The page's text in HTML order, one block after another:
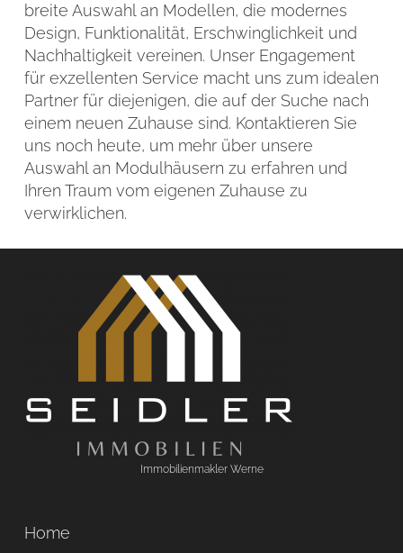
breite Auswahl an Modellen, die modernes
Design, Funktionalität, Erschwinglichkeit und
Nachhaltigkeit vereinen. Unser Engagement
für exzellenten Service macht uns zum idealen
Partner für diejenigen, die auf der Suche nach
einem neuen Zuhause sind. Kontaktieren Sie
uns noch heute, um mehr über unsere
Auswahl an Modulhäusern zu erfahren und
Ihren Traum vom eigenen Zuhause zu
verwirklichen.
Immobilienmakler Werne
Home